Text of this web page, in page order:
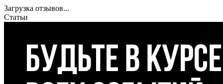
Загрузка отзывов...
Статьи